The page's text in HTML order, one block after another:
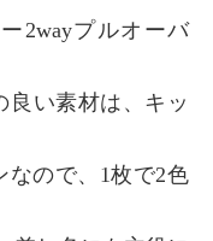
2wayプルオーバ
い素材は、キッ
ので、1枚で2色